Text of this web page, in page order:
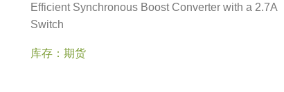
Efficient Synchronous Boost Converter with a 2.7A
Switch
库存：期货